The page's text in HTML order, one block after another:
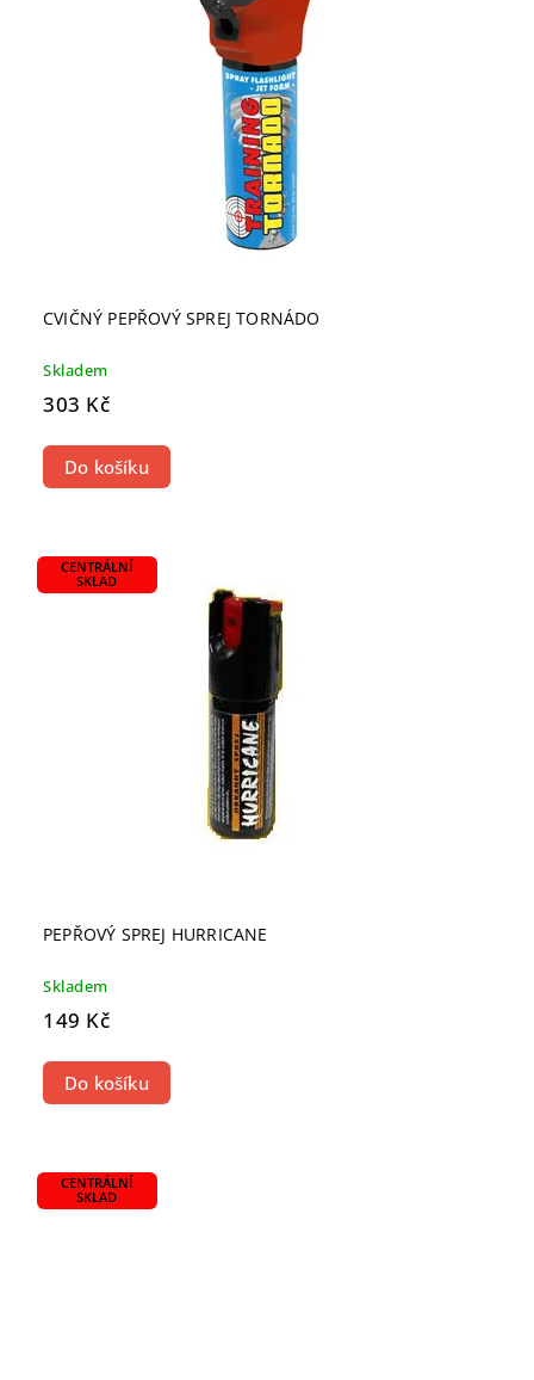
CVIČNÝ PEPŘOVÝ SPREJ TORNÁDO
Skladem
303 Kč
Do košíku
CENTRÁLNÍ
SKLAD
PEPŘOVÝ SPREJ HURRICANE
Skladem
149 Kč
Do košíku
CENTRÁLNÍ
SKLAD